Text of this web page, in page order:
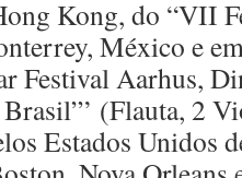
Kong, do “VII
México e
Festival Aarhus,
(Flauta, 2
Estados Unidos